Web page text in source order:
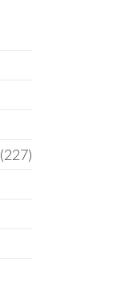
(227)